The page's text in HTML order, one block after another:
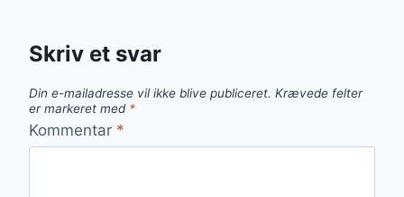
Skriv et svar
Din e-mailadresse vil ikke blive publiceret. Krævede felter
er markeret med *
Kommentar *